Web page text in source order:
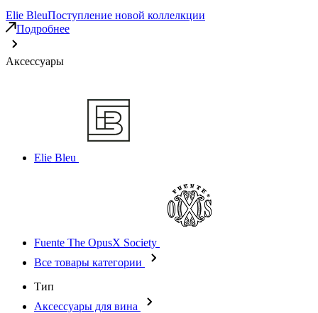
Elie BleuПоступление новой коллелкции
Подробнее
Аксессуары
Elie Bleu
Fuente The OpusX Society
Все товары категории
Тип
Аксессуары для вина